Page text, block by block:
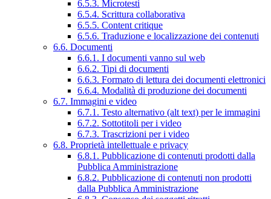
6.5.3. Microtesti
6.5.4. Scrittura collaborativa
6.5.5. Content critique
6.5.6. Traduzione e localizzazione dei contenuti
6.6. Documenti
6.6.1. I documenti vanno sul web
6.6.2. Tipi di documenti
6.6.3. Formato di lettura dei documenti elettronici
6.6.4. Modalità di produzione dei documenti
6.7. Immagini e video
6.7.1. Testo alternativo (alt text) per le immagini
6.7.2. Sottotitoli per i video
6.7.3. Trascrizioni per i video
6.8. Proprietà intellettuale e privacy
6.8.1. Pubblicazione di contenuti prodotti dalla
Pubblica Amministrazione
6.8.2. Pubblicazione di contenuti non prodotti
dalla Pubblica Amministrazione